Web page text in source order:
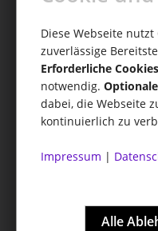
Freizeitideen, die
Diese Webseite
zuverlässige
Erforderliche Cookies
notwendig.
dabei, die Webseite
kontinuierlich zu
Impressum |